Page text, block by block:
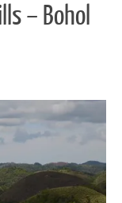
– Bohol